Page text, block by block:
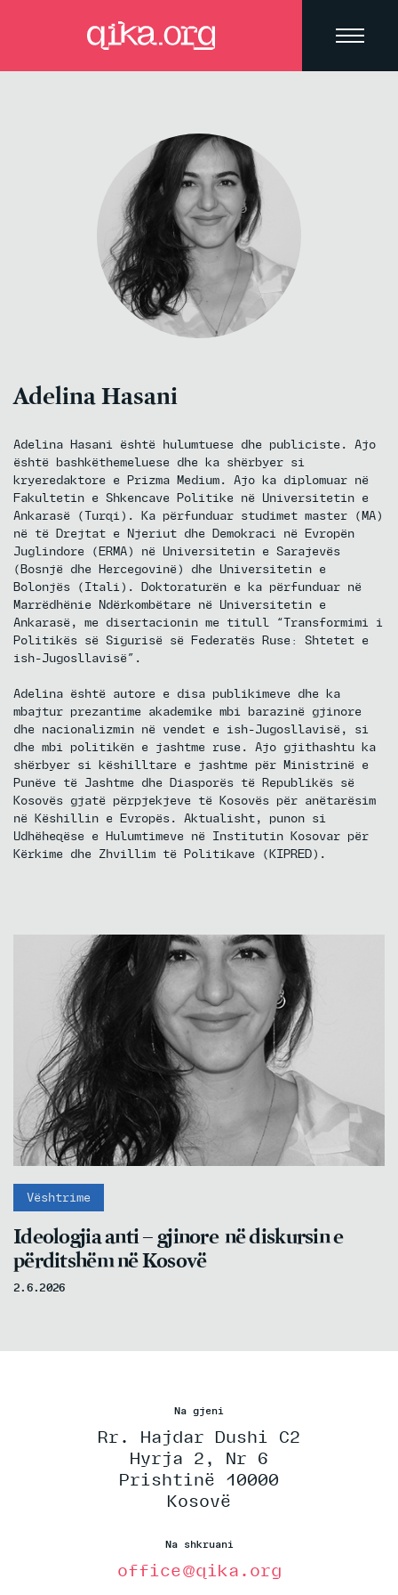
Adelina Hasani
Adelina Hasani është hulumtuese dhe publiciste. Ajo
është bashkëthemeluese dhe ka shërbyer si
kryeredaktore e Prizma Medium. Ajo ka diplomuar në
Fakultetin e Shkencave Politike në Universitetin e
Ankarasë (Turqi). Ka përfunduar studimet master (MA)
në të Drejtat e Njeriut dhe Demokraci në Evropën
Juglindore (ERMA) në Universitetin e Sarajevës
(Bosnjë dhe Hercegovinë) dhe Universitetin e
Bolonjës (Itali). Doktoraturën e ka përfunduar në
Marrëdhënie Ndërkombëtare në Universitetin e
Ankarasë, me disertacionin me titull “Transformimi i
Politikës së Sigurisë së Federatës Ruse: Shtetet e
ish-Jugosllavisë”.
Adelina është autore e disa publikimeve dhe ka
mbajtur prezantime akademike mbi barazinë gjinore
dhe nacionalizmin në vendet e ish-Jugosllavisë, si
dhe mbi politikën e jashtme ruse. Ajo gjithashtu ka
shërbyer si këshilltare e jashtme për Ministrinë e
Punëve të Jashtme dhe Diasporës të Republikës së
Kosovës gjatë përpjekjeve të Kosovës për anëtarësim
në Këshillin e Evropës. Aktualisht, punon si
Udhëheqëse e Hulumtimeve në Institutin Kosovar për
Kërkime dhe Zhvillim të Politikave (KIPRED).
Vështrime
Ideologjia anti – gjinore në diskursin e
përditshëm në Kosovë
2.6.2026
Na gjeni
Rr. Hajdar Dushi C2
Hyrja 2, Nr 6
Prishtinë 10000
Kosovë
Na shkruani
office@qika.org